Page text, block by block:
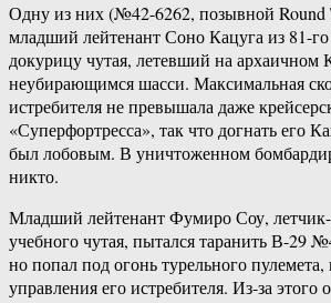
Одну из них (№42-6262, позывной Round
младший лейтенант Соно Кацуга из 81-
докурицу чутая, летевший на архаичном
неубирающимся шасси. Максимальная
истребителя не превышала даже
«Суперфортресса», так что догнать его
был лобовым. В уничтоженном
никто.
Младший лейтенант Фумиро Соу, летчик-
учебного чутая, пытался таранить В-29
но попал под огонь турельного
управления его истребителя. Из-за этого